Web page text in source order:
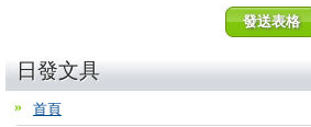
日發文具
首頁